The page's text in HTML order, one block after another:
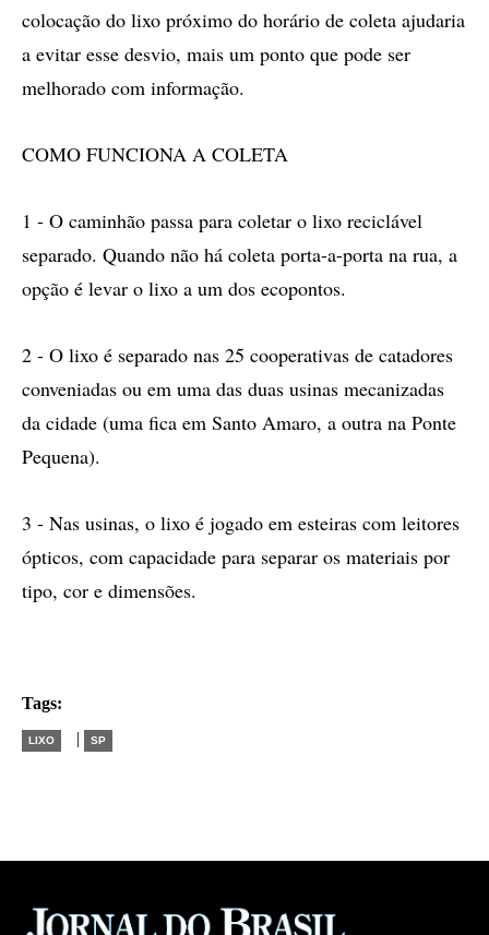
colocação do lixo próximo do horário de coleta ajudaria
a evitar esse desvio, mais um ponto que pode ser
melhorado com informação.
COMO FUNCIONA A COLETA
1 - O caminhão passa para coletar o lixo reciclável
separado. Quando não há coleta porta-a-porta na rua, a
opção é levar o lixo a um dos ecopontos.
2 - O lixo é separado nas 25 cooperativas de catadores
conveniadas ou em uma das duas usinas mecanizadas
da cidade (uma fica em Santo Amaro, a outra na Ponte
Pequena).
3 - Nas usinas, o lixo é jogado em esteiras com leitores
ópticos, com capacidade para separar os materiais por
tipo, cor e dimensões.
Tags:
LIXO | SP